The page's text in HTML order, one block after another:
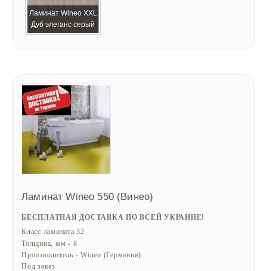
Ламинат Wineo XХL
Дуб элеганс серый
Ламинат Wineo 550 (Винео)
БЕСПЛАТНАЯ ДОСТАВКА ПО ВСЕЙ УКРАИНЕ!
Класс ламината 32
Толщина, мм - 8
Производитель - Wineo (Германия)
Под заказ